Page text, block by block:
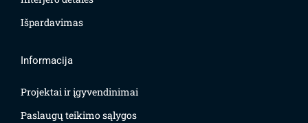
Išpardavimas
Informacija
Projektai ir įgyvendinimai
Paslaugų teikimo sąlygos